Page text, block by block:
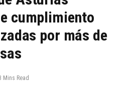
cumplimiento
por más de
Mins Read